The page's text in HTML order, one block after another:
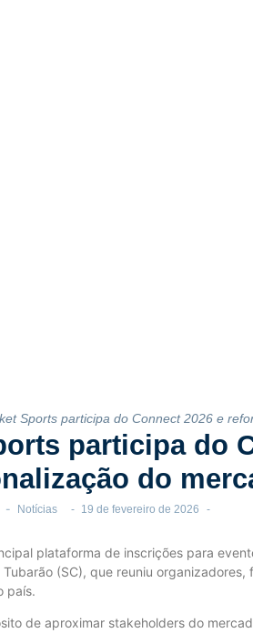
Sports participa do Connect 2026 e
participa do
do
- Notícias - 19 de fevereiro de 2026 -
plataforma de inscrições para
Tubarão (SC), que reuniu
país.
de aproximar stakeholders do